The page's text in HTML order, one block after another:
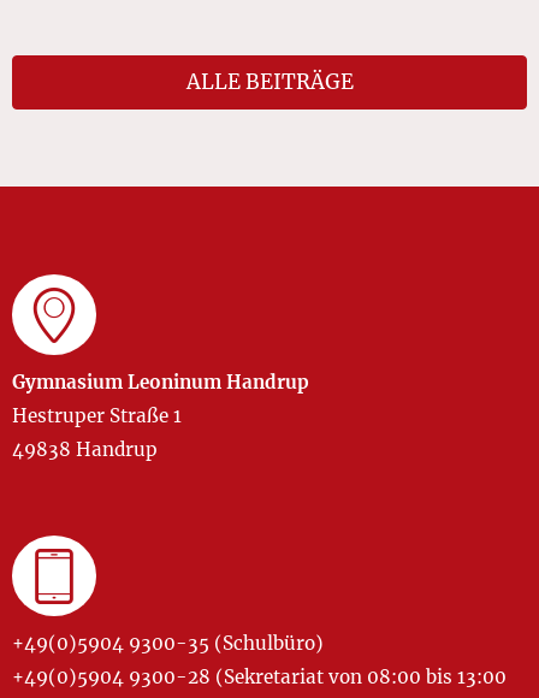
ALLE BEITRÄGE
Gymnasium Leoninum Handrup
Hestruper Straße 1
49838 Handrup
+49(0)5904 9300-35 (Schulbüro)
+49(0)5904 9300-28 (Sekretariat von 08:00 bis 13:00